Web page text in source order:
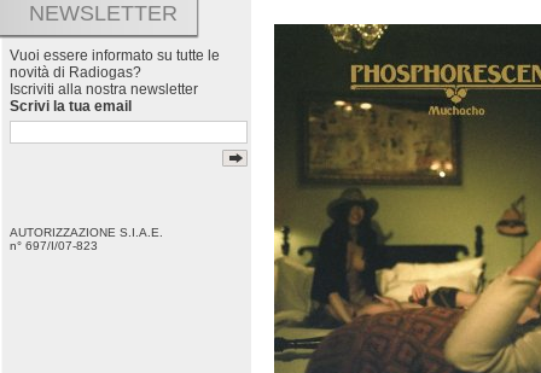
NEWSLETTER
Vuoi essere informato su tutte le
novità di Radiogas?
Iscriviti alla nostra newsletter
Scrivi la tua email
AUTORIZZAZIONE S.I.A.E.
n° 697/I/07-823